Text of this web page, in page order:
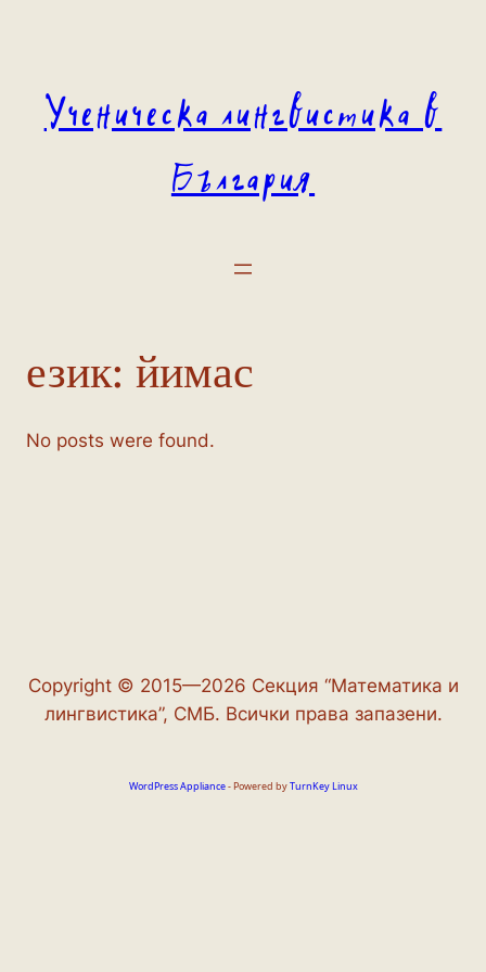
Ученическа лингвистика в
България
език: йимас
No posts were found.
Copyright © 2015—2026 Секция “Математика и
лингвистика”, СМБ. Всички права запазени.
WordPress Appliance- Powered byTurnKey Linux